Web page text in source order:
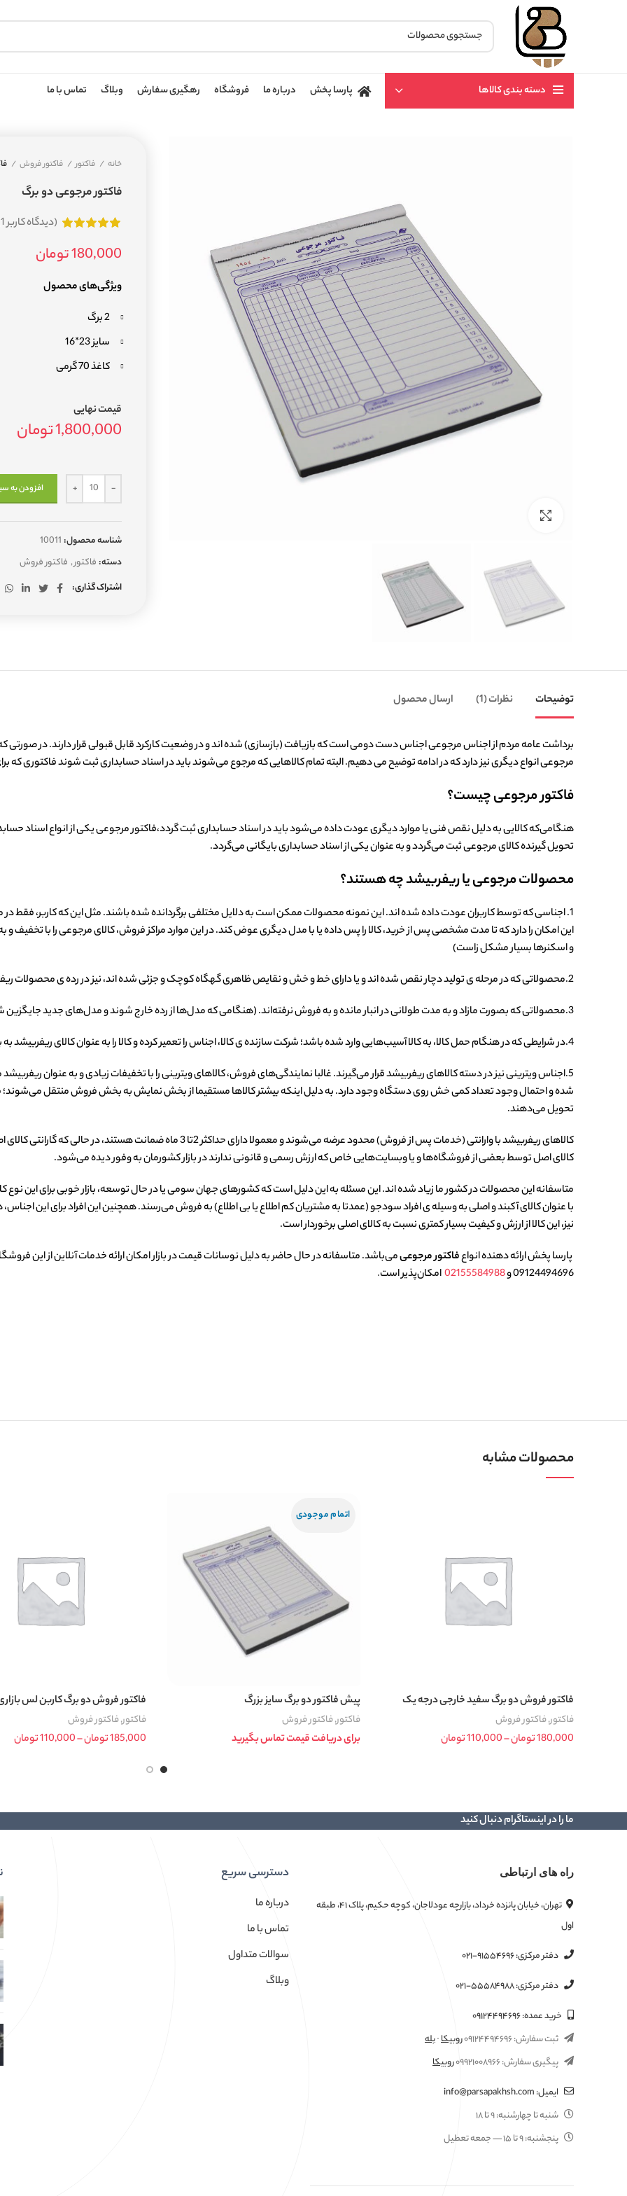
دسته بندی کالاها پارسا پخش درباره ما فروشگاه رهگیری سفارش وبلاگ تماس با ما
خانه فاکتور فاکتور فروش
فاکتور مرجوعی دو برگ
(دیدگاه کاربر1
180,000تومان
ویژگی‌های محصول
2 برگ
سایز 23*16
کاغذ 70 گرمی
قیمت نهایی
1,800,000تومان
افزودن به
شناسه محصول: 10011
دسته: فاکتور, فاکتور فروش
اشتراک گذاری
توضیحات نظرات (1) ارسال محصول
برداشت عامه مردم از اجناس مرجوعی اجناس دست دومی است که بازیافت (بازسازی) شده اند و در وضعیت کارکرد قابل قبولی قرار دارند. در
مرجوعی انواع دیگری نیز دارد که در ادامه توضیح می دهیم. البته تمام کالاهایی که مرجوع می‌شوند باید در اسناد حسابداری ثبت شوند فاکتوری که
فاکتور مرجوعی چیست؟
هنگامی‌که کالایی به دلیل نقص فنی یا موارد دیگری عودت داده می‌شود باید در اسناد حسابداری ثبت گردد،فاکتور مرجوعی یکی از انواع اسناد
تحویل گیرنده کالای مرجوعی ثبت می‌گردد و به عنوان یکی از اسناد حسابداری بایگانی می‌گردد.
محصولات مرجوعی یا ریفربیشد چه هستند؟
1. اجناسی که توسط کاربران عودت داده شده اند. این نمونه محصولات ممکن است به دلایل مختلفی برگردانده شده باشند. مثل این که کاربر، فقط
این امکان را دارد که تا مدت مشخصی پس از خرید، کالا را پس داده یا با مدل دیگری عوض کند. در این موارد مراکز فروش، کالای مرجوعی را با تخفیف و
و اسکنرها بسیار مشکل زاست)
2.محصولاتی که در مرحله ی تولید دچار نقص شده اند و یا دارای خط و خش و نقایص ظاهری گهگاه کوچک و جزئی شده اند، نیز در رده ی محصولات ریفربیشد قرار می‌گیرند.
3.محصولاتی که بصورت مازاد و به مدت طولانی در انبار مانده و به فروش نرفته‌اند. (هنگامی که مدل‌ها از رده خارج شوند و مدل‌های جدید جایگزین شوند)
4.در شرایطی که در هنگام حمل کالا، به کالا آسیب‌هایی وارد شده باشد؛ شرکت سازنده ی کالا، اجناس را تعمیر کرده و کالا را به عنوان کالای ریفربیشد به بازار عرضه می‌کند.
5.اجناس ویترینی نیز در دسته کالاهای ریفربیشد قرار می‌گیرند. غالبا نمایندگی‌های فروش، کالاهای ویترینی را با تخفیفات زیادی و به عنوان
شده و احتمال وجود تعداد کمی خش روی دستگاه وجود دارد. به دلیل اینکه بیشتر کالاها مستقیما از بخش نمایش به بخش فروش منتقل می‌شوند؛
تحویل می‌دهند.
کالای اصل توسط بعضی از فروشگاه‌ها و یا وبسایت‌هایی خاص که ارزش رسمی و قانونی ندارند در بازار کشورمان به وفور دیده می‌شود.
متاسفانه این محصولات در کشور ما زیاد شده اند. این مسئله به این دلیل است که کشورهای جهان سومی یا در حال توسعه، بازار خوبی برای این نوع
با عنوان کالای آکبند و اصلی به وسیله ی افراد سودجو (عمدتا به مشتریان کم اطلاع یا بی اطلاع) به فروش می‌رسند. همچنین این افراد برای این
نیز، این کالا از ارزش و کیفیت بسیار کمتری نسبت به کالای اصلی برخوردار است.
پارسا پخشارائه دهنده انواعفاکتور مرجوعیمی‌باشد. متاسفانه در حال حاضر به دلیل نوسانات قیمت در بازار امکان ارائه خدمات آنلاین از این
09124494696و02155584988امکان‌پذیر است.
محصولات مشابه
فاکتور فروش دو برگ سفید خارجی درجه یک
فاکتور,فاکتور فروش
180,000تومان–
110,000تومان
اتمام موجودی
پیش فاکتور دو برگ سایز بزرگ
فاکتور,فاکتور فروش
برای دریافت قیمت تماس بگیرید
فاکتور فروش دو برگ کاربن لس
فاکتور,فاکتور فروش
185,000تومان–
110,000تومان
ما را در اینستاگرام دنبال کنید
راه های ارتباطی
تهران، خیابان پانزده خرداد، بازارچه عودلاجان، کوچه حکیم، پلاک ۴۱، طبقه
اول
دفتر مرکزی:۰۲۱-۹۱۵۵۴۶۹۶
دفتر مرکزی:۰۲۱-۵۵۵۸۴۹۸۸
خرید عمده:۰۹۱۲۴۴۹۴۶۹۶
ثبت سفارش:۰۹۱۲۴۴۹۴۶۹۶روبیکا·بله
پیگیری سفارش:۰۹۹۲۱۰۰۸۹۶۶روبیکا
ایمیل:info@parsapakhsh.com
شنبه تا چهارشنبه:۹ تا ۱۸
پنجشنبه:۹ تا ۱۵ — جمعه تعطیل
دسترسی سریع
درباره ما
تماس با ما
سوالات متداول
وبلاگ